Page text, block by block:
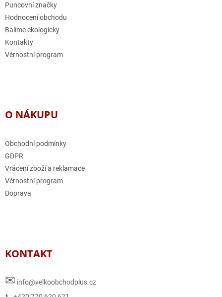
Puncovní značky
Hodnocení obchodu
Balíme ekologicky
Kontakty
Věrnostní program
O NÁKUPU
Obchodní podmínky
GDPR
Vrácení zboží a reklamace
Věrnostní program
Doprava
KONTAKT
✉ info@velkoobchodplus.cz